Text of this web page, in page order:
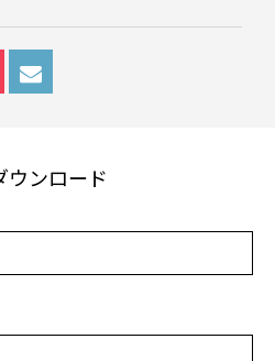
ウンロード